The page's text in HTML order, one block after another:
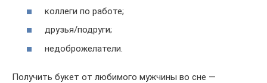
коллеги по работе;
друзья/подруги;
недоброжелатели.
Получить букет от любимого мужчины во сне —